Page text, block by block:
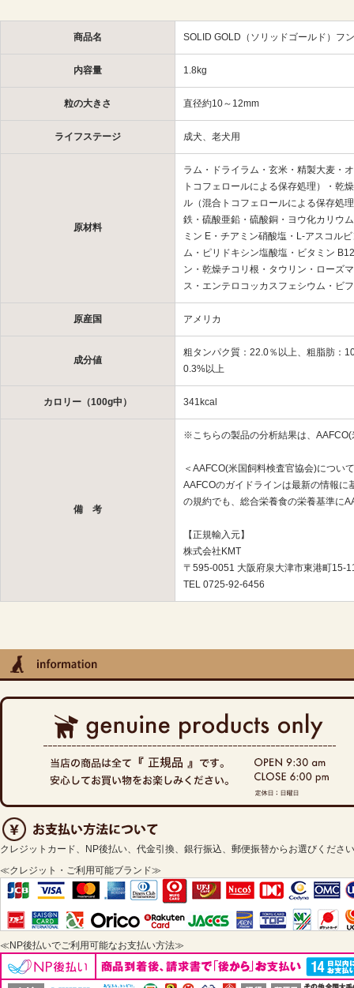
商品名 SOLID GOLD（ソリッドゴールド）フ
内容量 1.8kg
粒の大きさ 直径約10～12mm
ライフステージ 成犬、老犬用
原材料
ラム・ドライラム・玄米・精製大麦・
トコフェロールによる保存処理）・乾
ル（混合トコフェロールによる保存処
鉄・硫酸亜鉛・硫酸銅・ヨウ化カリウ
ミン E・チアミン硝酸塩・L-アスコル
ム・ピリドキシン塩酸塩・ビタミン
ン・乾燥チコリ根・タウリン・ローズ
ス・エンテロコッカスフェシウム・ビ
原産国 アメリカ
成分値
粗タンパク質：22.0％以上、粗脂肪：
0.3%以上
カロリー（100g中） 341kcal
備 考
※こちらの製品の分析結果は、
＜AAFCO(米国飼料検査官協会)につい
AAFCOのガイドラインは最新の情報
の規約でも、総合栄養食の栄養基準に
【正規輸入元】
株式会社KMT
〒595-0051 大阪府泉大津市東港町15-
TEL 0725-92-6456
クレジットカード、NP後払い、代金引換、銀行振込、郵便振替からお選びくださ
≪クレジット・ご利用可能ブランド≫
≪NP後払いでご利用可能なお支払い方法≫